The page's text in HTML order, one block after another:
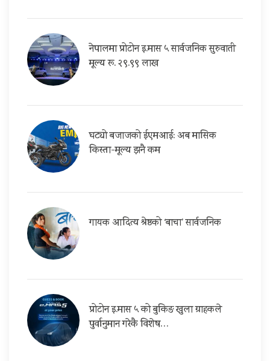
नेपालमा प्रोटोन इ.मास ५ सार्वजनिक सुरुवाती
मूल्य रू. २९.९९ लाख
घट्यो बजाजको ईएमआई: अब मासिक
किस्ता-मूल्य झनै कम
गायक आदित्य श्रेष्ठको ‘बाचा’ सार्वजनिक
प्रोटोन इ.मास ५ को बुकिङ खुला ग्राहकले
पुर्वानुमान गरेकै विशेष…